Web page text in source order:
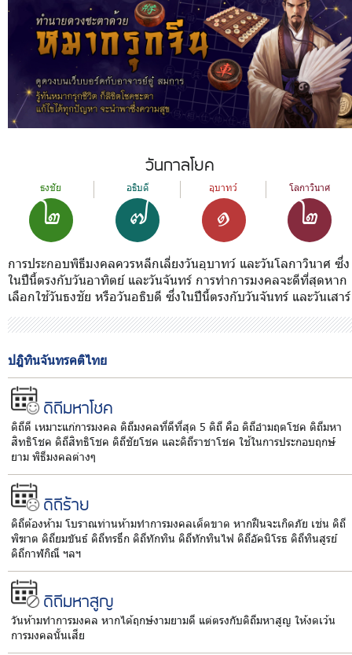
วันกาลโยค
ธงชัย อธิบดี อุบาทว์ โลกาวินาศ
๒ ๗ ๑ ๒
การประกอบพิธีมงคลควรหลีกเลี่ยงวันอุบาทว์ และวันโลกาวินาศ ซึ่ง
ในปีนี้ตรงกับวันอาทิตย์ และวันจันทร์ การทำการมงคลจะดีที่สุดหาก
เลือกใช้วันธงชัย หรือวันอธิบดี ซึ่งในปีนี้ตรงกับวันจันทร์ และวันเสาร์
ปฎิทินจันทรคติไทย
ดิถีมหาโชค
ดิถีดี เหมาะแก่การมงคล ดิถีมงคลที่ดีที่สุด 5 ดิถี คือ ดิถีอำมฤตโชค ดิถีมหา
สิทธิโชค ดิถีสิทธิโชค ดิถีชัยโชค และดิถีราชาโชค ใช้ในการประกอบฤกษ์
ยาม พิธีมงคลต่างๆ
ดิถีร้าย
ดิถีต้องห้าม โบราณท่านห้ามทำการมงคลเด็ดขาด หากฝืนจะเกิดภัย เช่น ดิถี
พิฆาต ดิถียมขันธ์ ดิถีทรธึก ดิถีทักทิน ดิถีทักทินไฟ ดิถีอัคนิโรธ ดิถีทินสูรย์
ดิถีกาฬกิณี ฯลฯ
ดิถีมหาสูญ
วันห้ามทำการมงคล หากได้ฤกษ์งามยามดี แต่ตรงกับดิถีมหาสูญ ให้งดเว้น
การมงคลนั้นเสีย